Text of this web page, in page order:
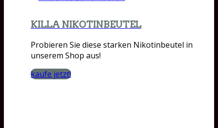
KILLA NIKOTINBEUTEL
Probieren Sie diese starken Nikotinbeutel in
unserem Shop aus!
kaufe jetzt!